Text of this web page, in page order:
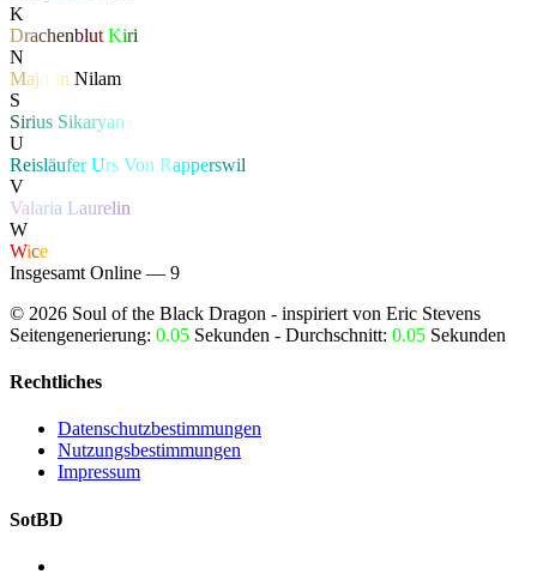
K
Drachenblut Kiri
N
Majo in Nilam
S
Sirius Sikaryan
U
ReisläuferUrs Von Rapperswil
V
Valaria Laurelin
W
Wice
Insgesamt Online — 9
© 2026 Soul of the Black Dragon - inspiriert von Eric Stevens
Seitengenerierung: 0.05 Sekunden - Durchschnitt: 0.05 Sekunden
Rechtliches
Datenschutzbestimmungen
Nutzungsbestimmungen
Impressum
SotBD